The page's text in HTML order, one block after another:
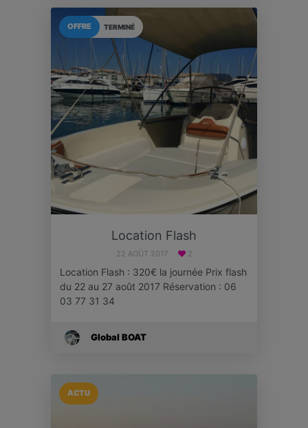
TERMINÉ
OFFRE
Location Flash
22 AOÛT 2017 2
Location Flash : 320€ la journée Prix flash
du 22 au 27 août 2017 Réservation : 06
03 77 31 34
Global BOAT
ACTU